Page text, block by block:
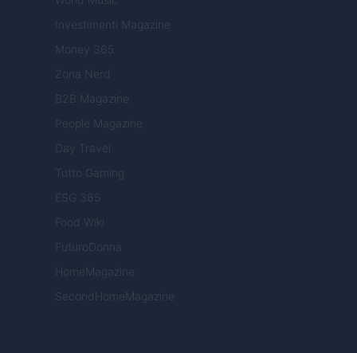
Investimenti Magazine
Money 365
Zona Nerd
B2B Magazine
People Magazine
Day Travel
Tutto Gaming
ESG 365
Food Wiki
FuturoDonna
HomeMagazine
SecondHomeMagazine